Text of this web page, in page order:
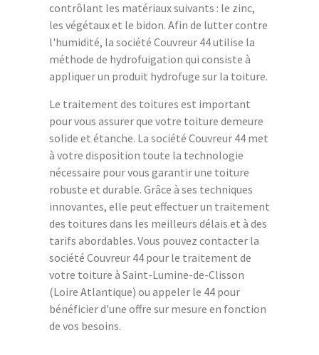
contrôlant les matériaux suivants : le zinc,
les végétaux et le bidon. Afin de lutter contre
l'humidité, la société Couvreur 44 utilise la
méthode de hydrofuigation qui consiste à
appliquer un produit hydrofuge sur la toiture.
Le traitement des toitures est important
pour vous assurer que votre toiture demeure
solide et étanche. La société Couvreur 44 met
à votre disposition toute la technologie
nécessaire pour vous garantir une toiture
robuste et durable. Grâce à ses techniques
innovantes, elle peut effectuer un traitement
des toitures dans les meilleurs délais et à des
tarifs abordables. Vous pouvez contacter la
société Couvreur 44 pour le traitement de
votre toiture à Saint-Lumine-de-Clisson
(Loire Atlantique) ou appeler le 44 pour
bénéficier d'une offre sur mesure en fonction
de vos besoins.